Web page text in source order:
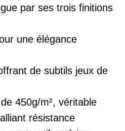
par ses trois finitions
une élégance
de subtils jeux de
450g/m², véritable
résistance